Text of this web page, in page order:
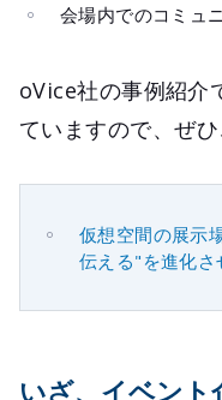
会場内でのコミュ
oVice社の事例紹介
ていますので、ぜひ
仮想空間の展示
伝える"を進化さ
いざ、イベント